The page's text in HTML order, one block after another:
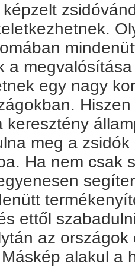
a
egy nagy
meg a
Ha nem csak
ettől
az
alakul a